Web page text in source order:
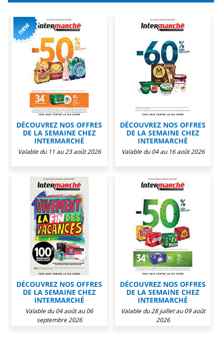
DÉCOUVREZ NOS OFFRES
DE LA SEMAINE CHEZ
INTERMARCHÉ
Valable du 11 au 23 août 2026
DÉCOUVREZ NOS OFFRES
DE LA SEMAINE CHEZ
INTERMARCHÉ
Valable du 04 au 16 août 2026
DÉCOUVREZ NOS OFFRES
DE LA SEMAINE CHEZ
INTERMARCHÉ
Valable du 04 août au 06
septembre 2026
DÉCOUVREZ NOS OFFRES
DE LA SEMAINE CHEZ
INTERMARCHÉ
Valable du 28 juillet au 09 août
2026